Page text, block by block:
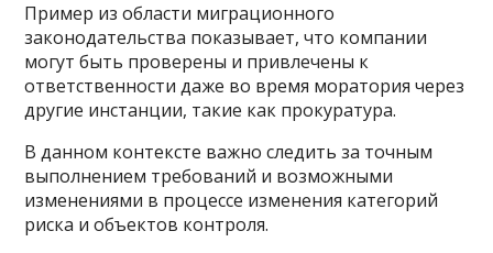
Пример из области миграционного
законодательства показывает, что компании
могут быть проверены и привлечены к
ответственности даже во время моратория через
другие инстанции, такие как прокуратура.
В данном контексте важно следить за точным
выполнением требований и возможными
изменениями в процессе изменения категорий
риска и объектов контроля.